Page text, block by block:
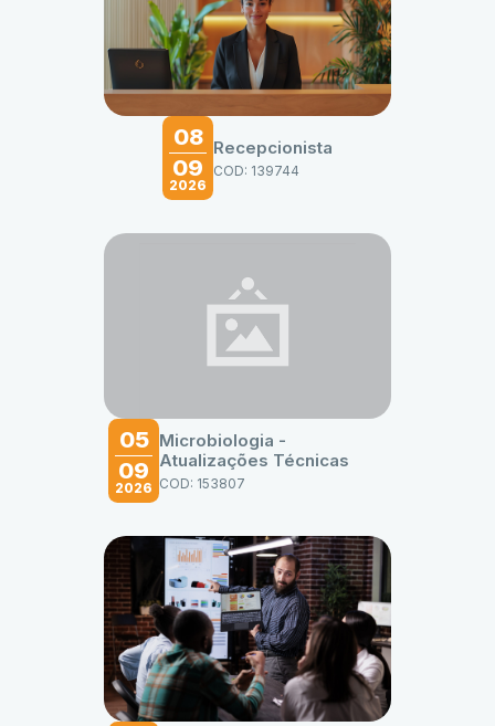
08
09
2026
Recepcionista
COD: 139744
05
09
2026
Microbiologia -
Atualizações Técnicas
COD: 153807